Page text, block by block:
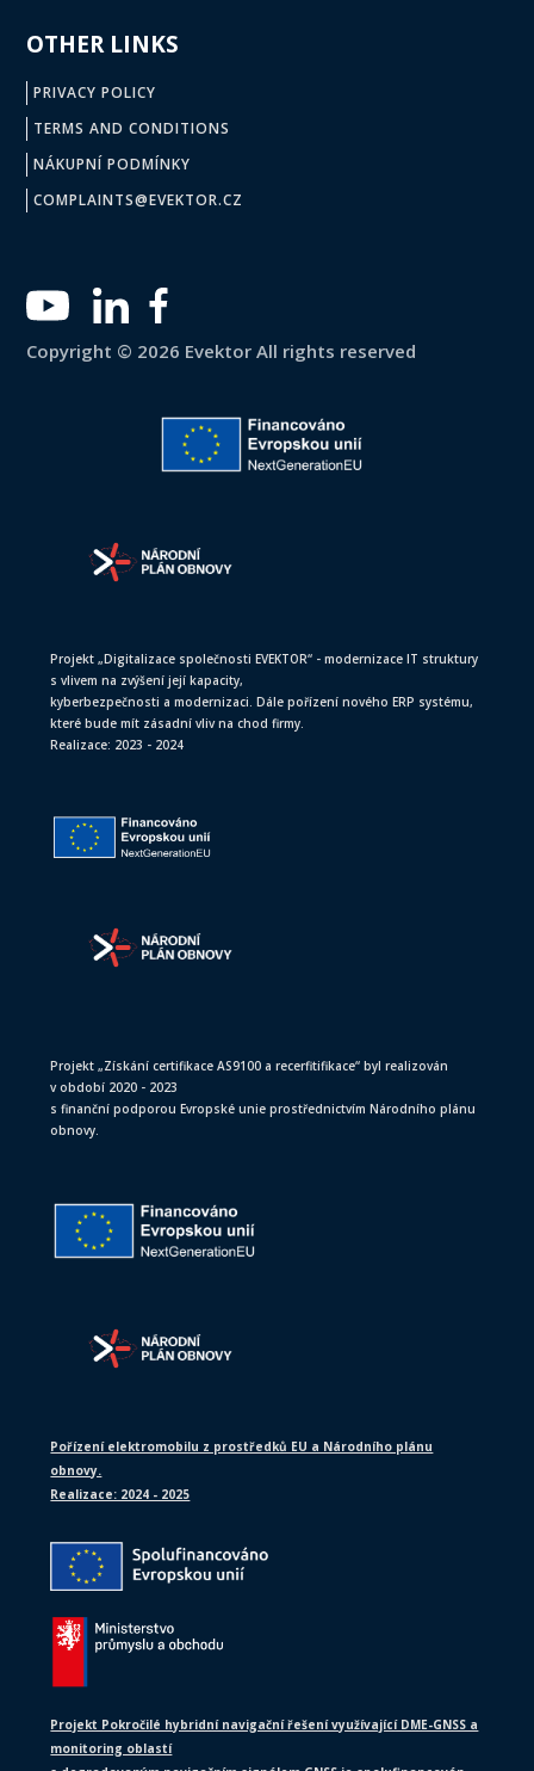
OTHER LINKS
PRIVACY POLICY
TERMS AND CONDITIONS
NÁKUPNÍ PODMÍNKY
COMPLAINTS@EVEKTOR.CZ
Copyright © 2026 Evektor All rights reserved
Projekt „Digitalizace společnosti EVEKTOR“ - modernizace IT struktury
s vlivem na zvýšení její kapacity,
kyberbezpečnosti a modernizaci. Dále pořízení nového ERP systému,
které bude mít zásadní vliv na chod firmy.
Realizace: 2023 - 2024
Projekt „Získání certifikace AS9100 a recerfitifikace“ byl realizován
v období 2020 - 2023
s finanční podporou Evropské unie prostřednictvím Národního plánu
obnovy.
Pořízení elektromobilu z prostředků EU a Národního plánu
obnovy.
Realizace: 2024 - 2025
Projekt Pokročilé hybridní navigační řešení využívající DME-GNSS a
monitoring oblastí